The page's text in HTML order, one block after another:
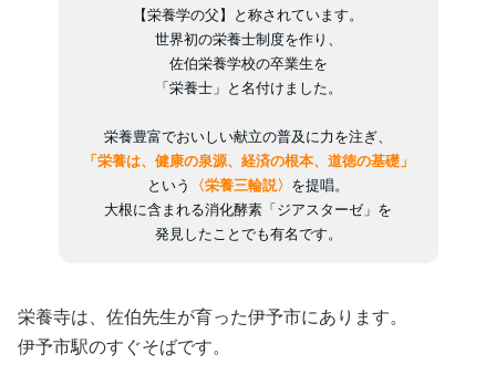
【栄養学の父】と称されています。
世界初の栄養士制度を作り、
佐伯栄養学校の卒業生を
「栄養士」と名付けました。
栄養豊富でおいしい献立の普及に力を注ぎ、
「栄養は、健康の泉源、経済の根本、道徳の基礎」
という
〈栄養三輪説〉 を提唱。
大根に含まれる消化酵素「ジアスターゼ」を
発見したことでも有名です。
栄養寺は、佐伯先生が育った伊予市にあります。
伊予市駅のすぐそばです。